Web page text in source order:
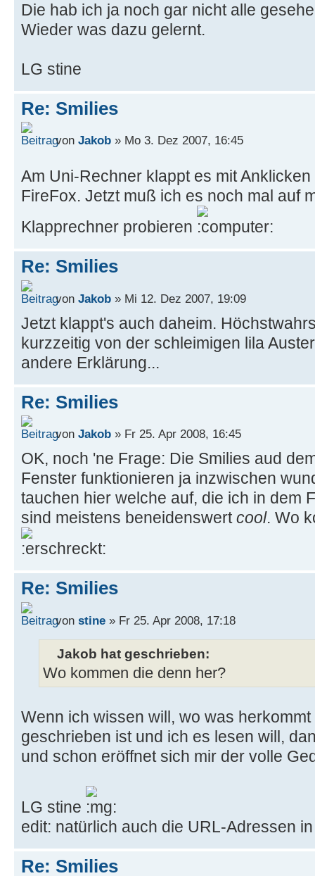
Die hab ich ja noch gar nicht alle
Wieder was dazu gelernt.
LG stine
Re: Smilies
von Jakob » Mo 3. Dez 2007, 16:45
Am Uni-Rechner klappt es mit Anklicken
FireFox. Jetzt muß ich es noch mal auf
Klapprechner probieren
Re: Smilies
von Jakob » Mi 12. Dez 2007, 19:09
Jetzt klappt's auch daheim.
kurzzeitig von der schleimigen lila
andere Erklärung...
Re: Smilies
von Jakob » Fr 25. Apr 2008, 16:45
OK, noch 'ne Frage: Die Smilies aud
Fenster funktionieren ja inzwischen
tauchen hier welche auf, die ich in dem
sind meistens beneidenswertcool. Wo
Re: Smilies
von stine » Fr 25. Apr 2008, 17:18
Jakob hat geschrieben:
Wo kommen die denn her?
Wenn ich wissen will, wo was
geschrieben ist und ich es lesen will,
und schon eröffnet sich mir der volle
LG stine
edit: natürlich auch die URL-Adressen
Re: Smilies